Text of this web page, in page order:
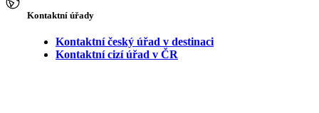
Kontaktní úřady
Kontaktní český úřad v destinaci
Kontaktní cizí úřad v ČR